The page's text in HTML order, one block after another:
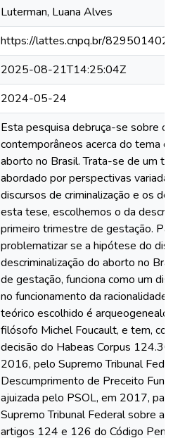
Luterman, Luana Alves
https://lattes.cnpq.br/
2025-08-21T14:25:04Z
2024-05-24
Esta pesquisa debruça-se sobre
contemporâneos acerca do tema
aborto no Brasil. Trata-se de um
abordado por perspectivas
discursos de criminalização e os
esta tese, escolhemos o da
primeiro trimestre de gestação.
problematizar se a hipótese do
descriminalização do aborto no
de gestação, funciona como um
no funcionamento da racionalidade
teórico escolhido é
filósofo Michel Foucault, e tem,
decisão do Habeas Corpus
2016, pelo Supremo Tribunal
Descumprimento de Preceito
ajuizada pelo PSOL, em 2017,
Supremo Tribunal Federal sobre a
artigos 124 e 126 do Código